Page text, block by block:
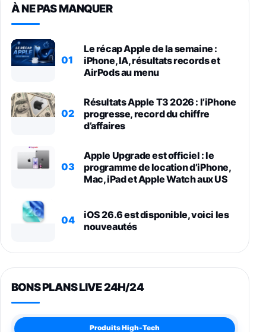
À NE PAS MANQUER
01
Le récap Apple de la semaine :
iPhone, IA, résultats records et
AirPods au menu
02
Résultats Apple T3 2026 : l’iPhone
progresse, record du chiffre
d’affaires
03
Apple Upgrade est officiel : le
programme de location d’iPhone,
Mac, iPad et Apple Watch aux US
04
iOS 26.6 est disponible, voici les
nouveautés
BONS PLANS LIVE 24H/24
Produits High-Tech